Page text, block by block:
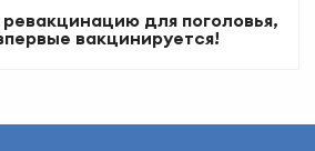
для поголовья,
вакцинируется!